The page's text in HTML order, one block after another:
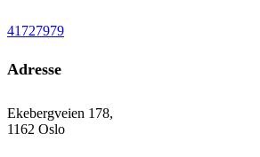
41727979
Adresse
Ekebergveien 178,
1162 Oslo